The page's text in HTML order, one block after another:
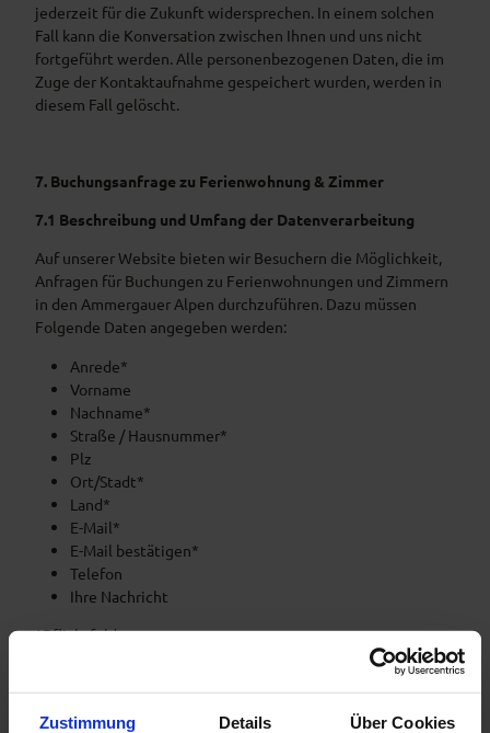
Zustimmung Details Über Cookies
jederzeit für die Zukunft widersprechen. In einem solchen
Fall kann die Konversation zwischen Ihnen und uns nicht
fortgeführt werden. Alle personenbezogenen Daten, die im
Zuge der Kontaktaufnahme gespeichert wurden, werden in
diesem Fall gelöscht.
7. Buchungsanfrage zu Ferienwohnung & Zimmer
7.1 Beschreibung und Umfang der Datenverarbeitung
Auf unserer Website bieten wir Besuchern die Möglichkeit,
Anfragen für Buchungen zu Ferienwohnungen und Zimmern
in den Ammergauer Alpen durchzuführen. Dazu müssen
Folgende Daten angegeben werden:
Anrede*
Vorname
Nachname*
Straße / Hausnummer*
Plz
Ort/Stadt*
Land*
E-Mail*
E-Mail bestätigen*
Telefon
Ihre Nachricht
*Pflichtfeld
Für die Verarbeitung der Daten wird im Rahmen des
Absende-Vorgangs Ihre Einwilligung eingeholt und auf diese
Datenschutzerklärung verwiesen.